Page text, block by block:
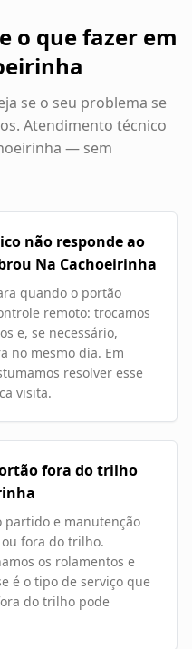
o que fazer em
se o seu problema se
Atendimento técnico
— sem
não responde ao
Na Cachoeirinha
quando o portão
remoto: trocamos
e, se necessário,
no mesmo dia. Em
resolver esse
visita.
fora do trilho
partido e manutenção
fora do trilho.
os rolamentos e
é o tipo de serviço que
do trilho pode